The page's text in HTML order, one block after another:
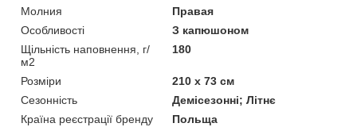
Молния
Правая
Особливості
З капюшоном
Щільність наповнення, г/
м2
180
Розміри
210 х 73 см
Сезонність
Демісезонні; Літнє
Країна реєстрації бренду
Польща